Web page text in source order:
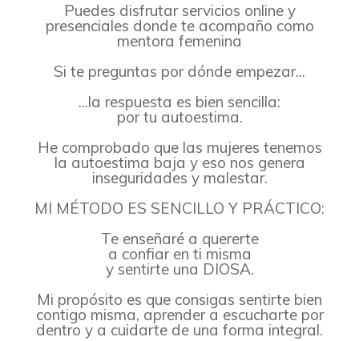
Puedes disfrutar servicios online y
presenciales donde te acompaño como
mentora femenina
Si te preguntas por dónde empezar...
...la respuesta es bien sencilla:
por tu autoestima.
He comprobado que las mujeres tenemos
la autoestima baja y eso nos genera
inseguridades y malestar.
MI MÉTODO ES SENCILLO Y PRÁCTICO:
Te enseñaré a quererte
a confiar en ti misma
y sentirte una DIOSA.
Mi propósito es que consigas sentirte bien
contigo misma, aprender a escucharte por
dentro y a cuidarte de una forma integral.